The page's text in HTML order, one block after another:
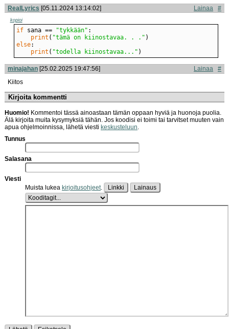
RealLyrics [05.11.2024 13:14:02] Lainaa #
kopioi
if sana == "tykkään"
print ( "tämä on kiinostavaa. . ."
else
print ( "todella kiinostavaa..." )
minajahan [25.02.2025 19:47:56] Lainaa
#
Kiitos
Kirjoita kommentti
Huomio! Kommentoi tässä ainoastaan tämän oppaan hyviä ja huonoja puolia.
Älä kirjoita muita kysymyksiä tähän. Jos koodisi ei toimi tai tarvitset muuten vain
apua ohjelmoinnissa, lähetä viesti keskusteluun.
Tunnus
Salasana
Viesti
Muista lukea kirjoitusohjeet. Linkki Lainaus